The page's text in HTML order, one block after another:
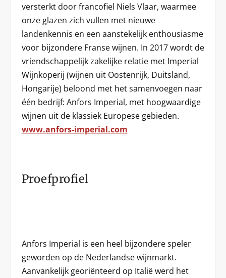
versterkt door francofiel Niels Vlaar, waarmee
onze glazen zich vullen met nieuwe
landenkennis en een aanstekelijk enthousiasme
voor bijzondere Franse wijnen. In 2017 wordt de
vriendschappelijk zakelijke relatie met Imperial
Wijnkoperij (wijnen uit Oostenrijk, Duitsland,
Hongarije) beloond met het samenvoegen naar
één bedrijf: Anfors Imperial, met hoogwaardige
wijnen uit de klassiek Europese gebieden.
www.anfors-imperial.com
Proefprofiel
Anfors Imperial is een heel bijzondere speler
geworden op de Nederlandse wijnmarkt.
Aanvankelijk georiënteerd op Italië werd het